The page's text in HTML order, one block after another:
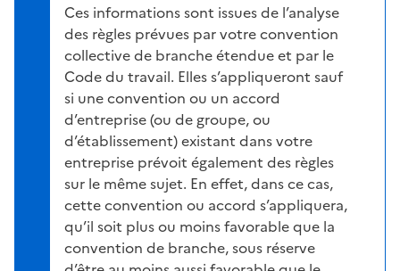
Ces informations sont issues de l’analyse
des règles prévues par votre convention
collective de branche étendue et par le
Code du travail. Elles s’appliqueront sauf
si une convention ou un accord
d’entreprise (ou de groupe, ou
d’établissement) existant dans votre
entreprise prévoit également des règles
sur le même sujet. En effet, dans ce cas,
cette convention ou accord s’appliquera,
qu’il soit plus ou moins favorable que la
convention de branche, sous réserve